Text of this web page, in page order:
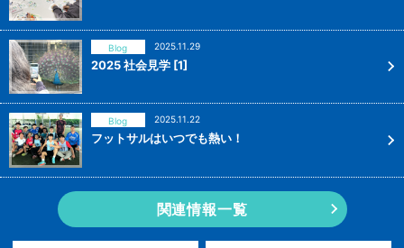
Blog 2025.11.29
2025 社会見学 [1]
Blog 2025.11.22
フットサルはいつでも熱い！
関連情報一覧